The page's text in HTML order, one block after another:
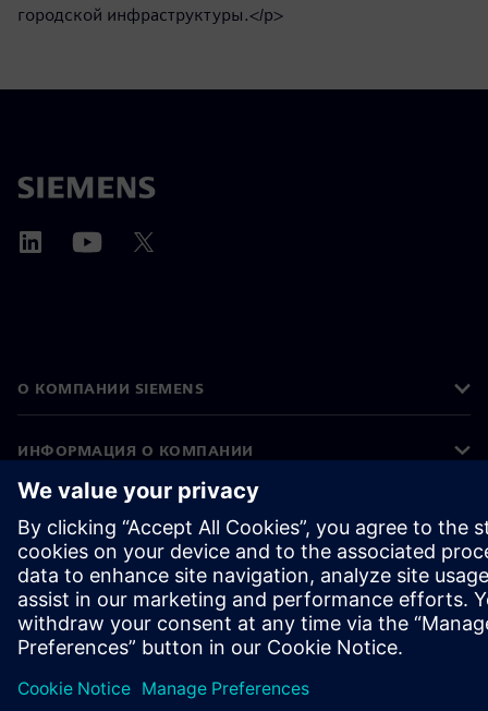
городской инфраструктуры.</p>
О КОМПАНИИ SIEMENS
ИНФОРМАЦИЯ О КОМПАНИИ
ТРУДОУСТРОЙСТВО